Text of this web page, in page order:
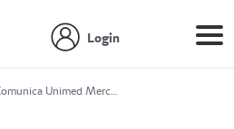
Login
Comunica Unimed Mercosul